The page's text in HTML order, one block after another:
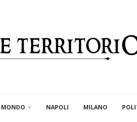
NAPOLI MILANO